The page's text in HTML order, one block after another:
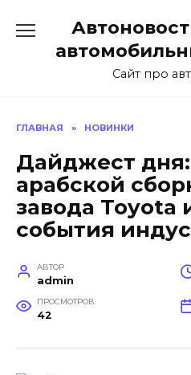
содержанию
Сайт про
ГЛАВНАЯ » НОВИНКИ
Дайджест
арабской
завода Toyota
события
АВТОР
admin
ПРОСМОТРОВ
42